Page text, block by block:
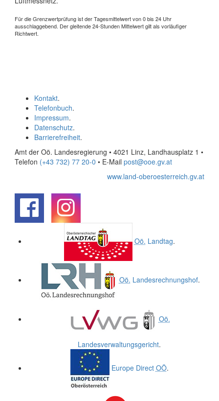
Für die Grenzwertprüfung ist der Tagesmittelwert von 0 bis 24 Uhr
ausschlaggebend. Der gleitende 24-Stunden Mittelwert gilt als vorläufiger
Richtwert.
Kontakt.
Telefonbuch.
Impressum.
Datenschutz.
Barrierefreiheit.
Amt der Oö. Landesregierung • 4021 Linz, Landhausplatz 1 •
Telefon (+43 732) 77 20-0 • E-Mail post@ooe.gv.at
www.land-oberoesterreich.gv.at
Oö. Landtag.
Oö. Landesrechnungshof.
Oö.
Landesverwaltungsgericht.
Europe Direct OÖ.